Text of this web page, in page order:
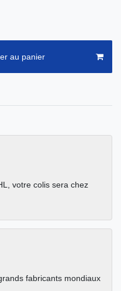
au panier
votre colis sera chez
fabricants mondiaux